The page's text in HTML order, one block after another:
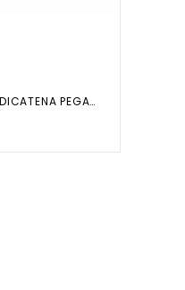
MOLLA TENDICATENA PEGASO 3 MOTO...